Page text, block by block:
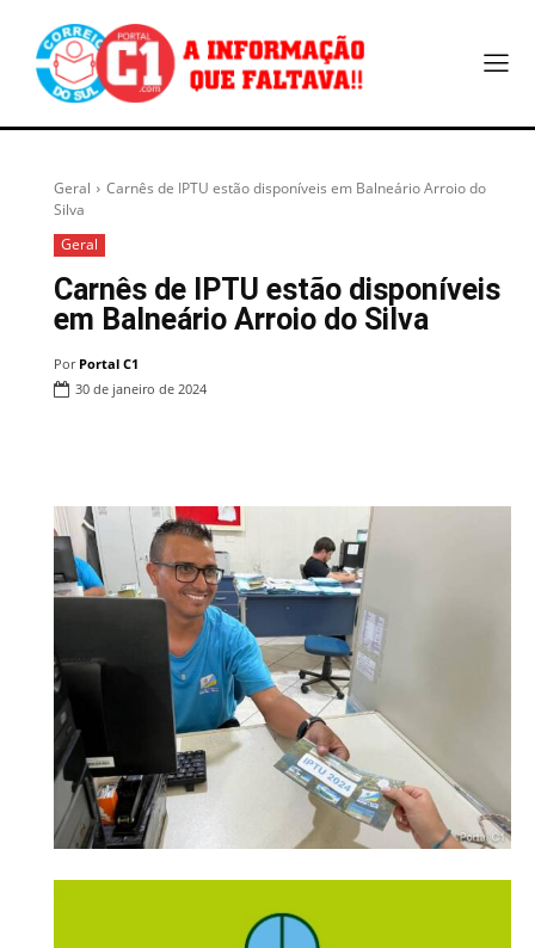
Geral
Carnês de IPTU estão disponíveis em Balneário Arroio do
Silva
Geral
Carnês de IPTU estão disponíveis
em Balneário Arroio do Silva
Por Portal C1
30 de janeiro de 2024